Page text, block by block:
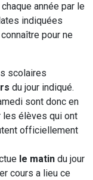
année par le
indiquées
pour ne
scolaires
du jour indiqué.
sont donc en
les élèves qui ont
officiellement
le matin du jour
cours a lieu ce